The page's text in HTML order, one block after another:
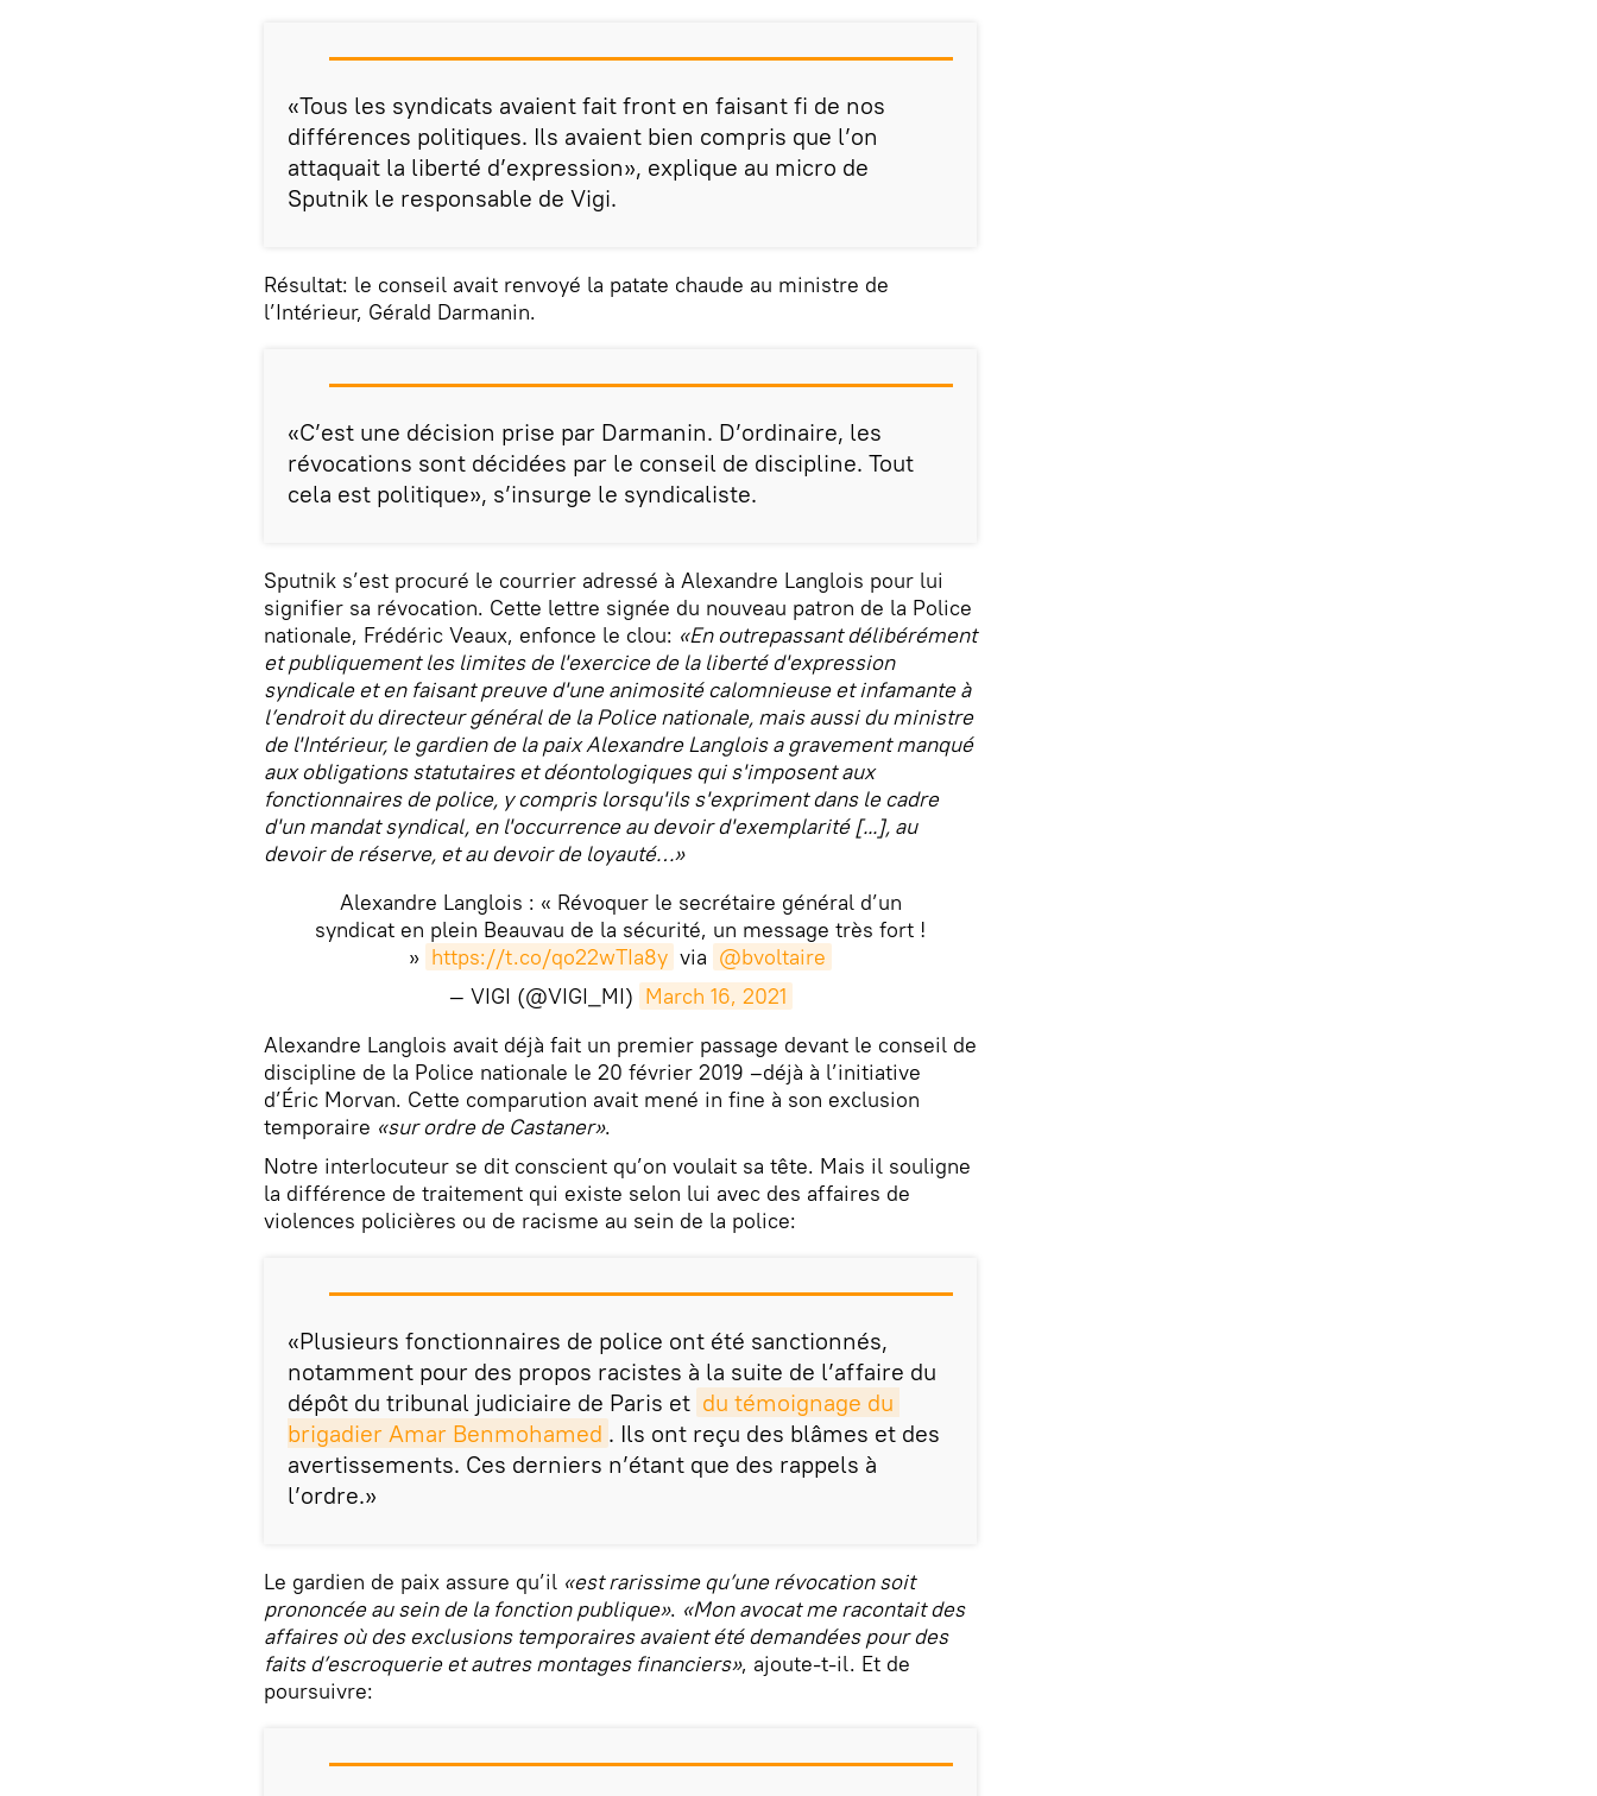
«Tous les syndicats avaient fait front en faisant fi de nos
différences politiques. Ils avaient bien compris que l’on
attaquait la liberté d’expression», explique au micro de
Sputnik le responsable de Vigi.
Résultat: le conseil avait renvoyé la patate chaude au ministre de
l’Intérieur, Gérald Darmanin.
«C’est une décision prise par Darmanin. D’ordinaire, les
révocations sont décidées par le conseil de discipline. Tout
cela est politique», s’insurge le syndicaliste.
Sputnik s’est procuré le courrier adressé à Alexandre Langlois pour lui
signifier sa révocation. Cette lettre signée du nouveau patron de la Police
nationale, Frédéric Veaux, enfonce le clou: «En outrepassant délibérément
et publiquement les limites de l'exercice de la liberté d'expression
syndicale et en faisant preuve d'une animosité calomnieuse et infamante à
l’endroit du directeur général de la Police nationale, mais aussi du ministre
de l'Intérieur, le gardien de la paix Alexandre Langlois a gravement manqué
aux obligations statutaires et déontologiques qui s'imposent aux
fonctionnaires de police, y compris lorsqu'ils s'expriment dans le cadre
d'un mandat syndical, en l'occurrence au devoir d'exemplarité [...], au
devoir de réserve, et au devoir de loyauté…»
Alexandre Langlois : « Révoquer le secrétaire général d’un
syndicat en plein Beauvau de la sécurité, un message très fort !
» https://t.co/qo22wTIa8y via @bvoltaire
— VIGI (@VIGI_MI) March 16, 2021
​Alexandre Langlois avait déjà fait un premier passage devant le conseil de
discipline de la Police nationale le 20 février 2019 –déjà à l’initiative
d’Éric Morvan. Cette comparution avait mené in fine à son exclusion
temporaire «sur ordre de Castaner».
Notre interlocuteur se dit conscient qu’on voulait sa tête. Mais il souligne
la différence de traitement qui existe selon lui avec des affaires de
violences policières ou de racisme au sein de la police:
«Plusieurs fonctionnaires de police ont été sanctionnés,
notamment pour des propos racistes à la suite de l’affaire du
dépôt du tribunal judiciaire de Paris et du témoignage du
brigadier Amar Benmohamed . Ils ont reçu des blâmes et des
avertissements. Ces derniers n’étant que des rappels à
l’ordre.»
Le gardien de paix assure qu’il «est rarissime qu’une révocation soit
prononcée au sein de la fonction publique». «Mon avocat me racontait des
affaires où des exclusions temporaires avaient été demandées pour des
faits d’escroquerie et autres montages financiers», ajoute-t-il. Et de
poursuivre: